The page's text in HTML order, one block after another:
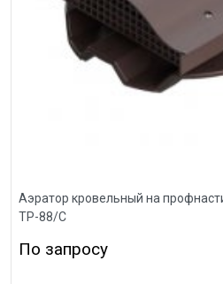
Аэратор кровельный на
ТР-88/С
По запросу